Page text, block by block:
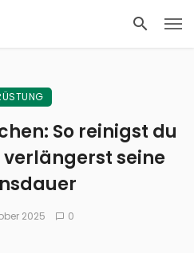
So reinigst du
seine
2025 0